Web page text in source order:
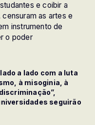
e coibir a
as artes e
instrumento de
o poder
a lado com a luta
à misoginia, à
seguirão